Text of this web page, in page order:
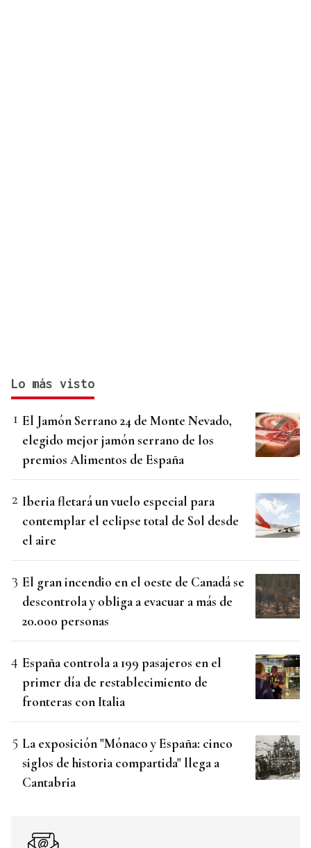
Lo más visto
El Jamón Serrano 24 de Monte Nevado,
elegido mejor jamón serrano de los
premios Alimentos de España
Iberia fletará un vuelo especial para
contemplar el eclipse total de Sol desde
el aire
El gran incendio en el oeste de Canadá se
descontrola y obliga a evacuar a más de
20.000 personas
España controla a 199 pasajeros en el
primer día de restablecimiento de
fronteras con Italia
La exposición "Mónaco y España: cinco
siglos de historia compartida" llega a
Cantabria